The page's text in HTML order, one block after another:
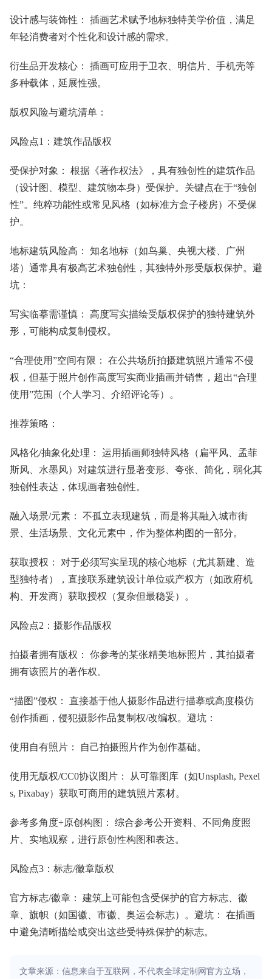
设计感与装饰性： 插画艺术赋予地标独特美学价值，满足
年轻消费者对个性化和设计感的需求。
衍生品开发核心： 插画可应用于卫衣、明信片、手机壳等
多种载体，延展性强。
版权风险与避坑清单：
风险点1：建筑作品版权
受保护对象： 根据《著作权法》，具有独创性的建筑作品
（设计图、模型、建筑物本身）受保护。关键点在于“独创
性”。纯粹功能性或常见风格（如标准方盒子楼房）不受保
护。
地标建筑风险高： 知名地标（如鸟巢、央视大楼、广州
塔）通常具有极高艺术独创性，其独特外形受版权保护。避
坑：
写实临摹需谨慎： 高度写实描绘受版权保护的独特建筑外
形，可能构成复制侵权。
“合理使用”空间有限： 在公共场所拍摄建筑照片通常不侵
权，但基于照片创作高度写实商业插画并销售，超出“合理
使用”范围（个人学习、介绍评论等）。
推荐策略：
风格化/抽象化处理： 运用插画师独特风格（扁平风、孟菲
斯风、水墨风）对建筑进行显著变形、夸张、简化，弱化其
独创性表达，体现画者独创性。
融入场景/元素： 不孤立表现建筑，而是将其融入城市街
景、生活场景、文化元素中，作为整体构图的一部分。
获取授权： 对于必须写实呈现的核心地标（尤其新建、造
型独特者），直接联系建筑设计单位或产权方（如政府机
构、开发商）获取授权（复杂但最稳妥）。
风险点2：摄影作品版权
拍摄者拥有版权： 你参考的某张精美地标照片，其拍摄者
拥有该照片的著作权。
“描图”侵权： 直接基于他人摄影作品进行描摹或高度模仿
创作插画，侵犯摄影作品复制权/改编权。避坑：
使用自有照片： 自己拍摄照片作为创作基础。
使用无版权/CC0协议图片： 从可靠图库（如Unsplash, Pexel
s, Pixabay）获取可商用的建筑照片素材。
参考多角度+原创构图： 综合参考公开资料、不同角度照
片、实地观察，进行原创性构图和表达。
风险点3：标志/徽章版权
官方标志/徽章： 建筑上可能包含受保护的官方标志、徽
章、旗帜（如国徽、市徽、奥运会标志）。避坑： 在插画
中避免清晰描绘或突出这些受特殊保护的标志。
文章来源：信息来自于互联网，不代表全球定制网官方立场，